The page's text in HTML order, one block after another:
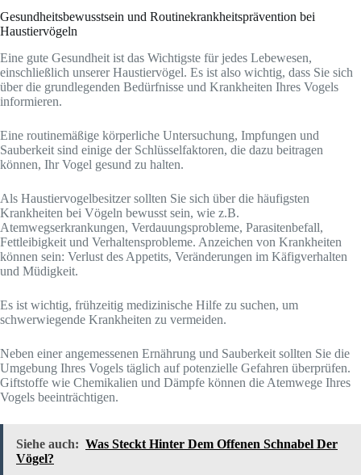
Gesundheitsbewusstsein und Routinekrankheitsprävention bei
Haustiervögeln
Eine gute Gesundheit ist das Wichtigste für jedes Lebewesen,
einschließlich unserer Haustiervögel. Es ist also wichtig, dass Sie sich
über die grundlegenden Bedürfnisse und Krankheiten Ihres Vogels
informieren.
Eine routinemäßige körperliche Untersuchung, Impfungen und
Sauberkeit sind einige der Schlüsselfaktoren, die dazu beitragen
können, Ihr Vogel gesund zu halten.
Als Haustiervogelbesitzer sollten Sie sich über die häufigsten
Krankheiten bei Vögeln bewusst sein, wie z.B.
Atemwegserkrankungen, Verdauungsprobleme, Parasitenbefall,
Fettleibigkeit und Verhaltensprobleme. Anzeichen von Krankheiten
können sein: Verlust des Appetits, Veränderungen im Käfigverhalten
und Müdigkeit.
Es ist wichtig, frühzeitig medizinische Hilfe zu suchen, um
schwerwiegende Krankheiten zu vermeiden.
Neben einer angemessenen Ernährung und Sauberkeit sollten Sie die
Umgebung Ihres Vogels täglich auf potenzielle Gefahren überprüfen.
Giftstoffe wie Chemikalien und Dämpfe können die Atemwege Ihres
Vogels beeinträchtigen.
Siehe auch: Was Steckt Hinter Dem Offenen Schnabel Der
Vögel?